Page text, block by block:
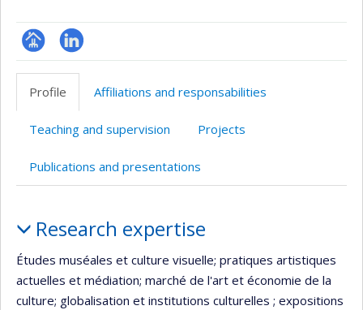
Page
professionnelle
LinkedIn
Profile
Affiliations and responsabilities
Teaching and supervision Projects
Publications and presentations
Research expertise
Études muséales et culture visuelle; pratiques artistiques
actuelles et médiation; marché de l'art et économie de la
culture; globalisation et institutions culturelles ; expositions